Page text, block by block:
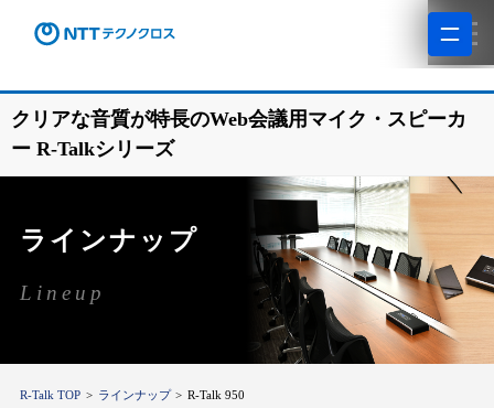
クリアな音質が特長のWeb会議用マイク・スピーカ
ー R-Talkシリーズ
ラインナップ
Lineup
R-Talk TOP ラインナップ R-Talk 950